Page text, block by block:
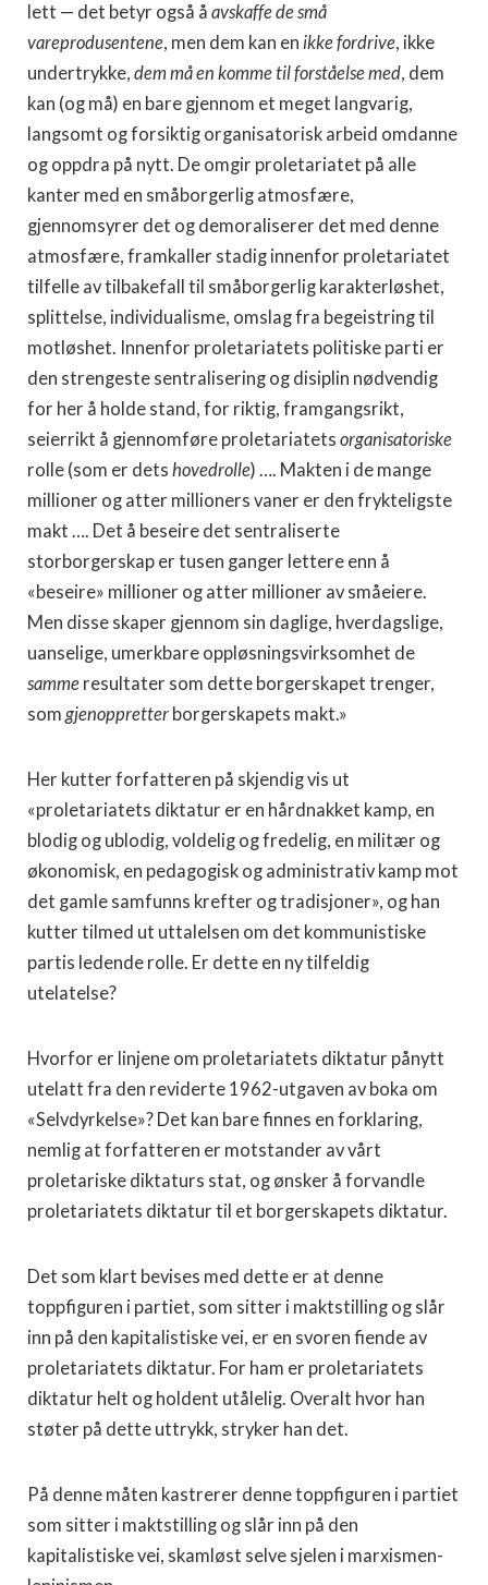
lett — det betyr også å avskaffe de små
vareprodusentene, men dem kan en ikke fordrive, ikke
undertrykke, dem må en komme til forståelse med, dem
kan (og må) en bare gjennom et meget langvarig,
langsomt og forsiktig organisatorisk arbeid omdanne
og oppdra på nytt. De omgir proletariatet på alle
kanter med en småborgerlig atmosfære,
gjennomsyrer det og demoraliserer det med denne
atmosfære, framkaller stadig innenfor proletariatet
tilfelle av tilbakefall til småborgerlig karakterløshet,
splittelse, individualisme, omslag fra begeistring til
motløshet. Innenfor proletariatets politiske parti er
den strengeste sentralisering og disiplin nødvendig
for her å holde stand, for riktig, framgangsrikt,
seierrikt å gjennomføre proletariatets organisatoriske
rolle (som er dets hovedrolle) …. Makten i de mange
millioner og atter millioners vaner er den frykteligste
makt …. Det å beseire det sentraliserte
storborgerskap er tusen ganger lettere enn å
«beseire» millioner og atter millioner av småeiere.
Men disse skaper gjennom sin daglige, hverdagslige,
uanselige, umerkbare oppløsningsvirksomhet de
samme resultater som dette borgerskapet trenger,
somgjenoppretter borgerskapets makt.»
Her kutter forfatteren på skjendig vis ut
«proletariatets diktatur er en hårdnakket kamp, en
blodig og ublodig, voldelig og fredelig, en militær og
økonomisk, en pedagogisk og administrativ kamp mot
det gamle samfunns krefter og tradisjoner», og han
kutter tilmed ut uttalelsen om det kommunistiske
partis ledende rolle. Er dette en ny tilfeldig
utelatelse?
Hvorfor er linjene om proletariatets diktatur pånytt
utelatt fra den reviderte 1962-utgaven av boka om
«Selvdyrkelse»? Det kan bare finnes en forklaring,
nemlig at forfatteren er motstander av vårt
proletariske diktaturs stat, og ønsker å forvandle
proletariatets diktatur til et borgerskapets diktatur.
Det som klart bevises med dette er at denne
toppfiguren i partiet, som sitter i maktstilling og slår
inn på den kapitalistiske vei, er en svoren fiende av
proletariatets diktatur. For ham er proletariatets
diktatur helt og holdent utålelig. Overalt hvor han
støter på dette uttrykk, stryker han det.
På denne måten kastrerer denne toppfiguren i partiet
som sitter i maktstilling og slår inn på den
kapitalistiske vei, skamløst selve sjelen i marxismen-